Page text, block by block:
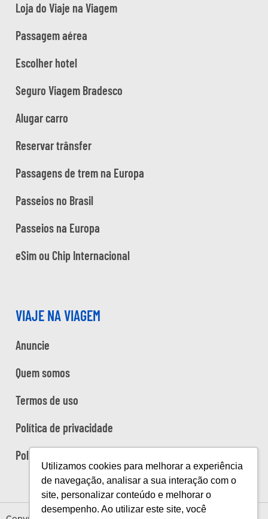
Utilizamos cookies para melhorar a experiência
de navegação, analisar a sua interação com o
site, personalizar conteúdo e melhorar o
desempenho. Ao utilizar este site, você
Loja do Viaje na Viagem
Passagem aérea
Escolher hotel
Seguro Viagem Bradesco
Alugar carro
Reservar trânsfer
Passagens de trem na Europa
Passeios no Brasil
Passeios na Europa
eSim ou Chip Internacional
VIAJE NA VIAGEM
Anuncie
Quem somos
Termos de uso
Política de privacidade
Política de cookies